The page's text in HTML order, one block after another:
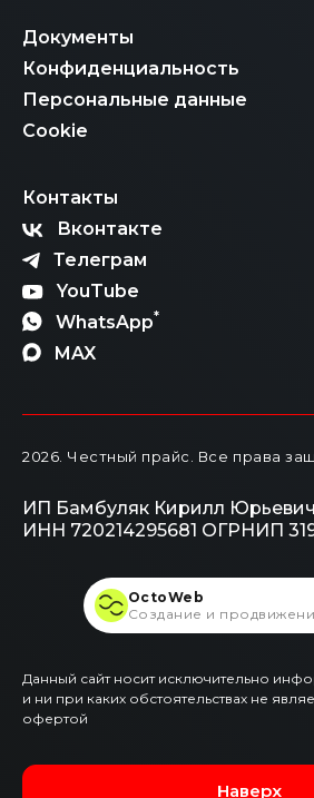
Документы
Конфиденциальность
Персональные данные
Cookie
Контакты
Вконтакте
Телеграм
YouTube
WhatsApp*
MAX
2026 . Честный прайс. Все права
ИП Бамбуляк Кирилл Юрьевич
ИНН 720214295681 ОГРНИП
Данный сайт носит исключительно
и ни при каких обстоятельствах не
офертой
Наверх
OctoWeb
Создание и